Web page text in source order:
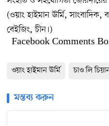
(ওয়াং হাইমান ঊর্মি, সাংবাদিক,
বেইজিং, চীন।)
Facebook Comments
ওয়াং হাইমান ঊর্মি চাও লি
মন্তব্য করুন